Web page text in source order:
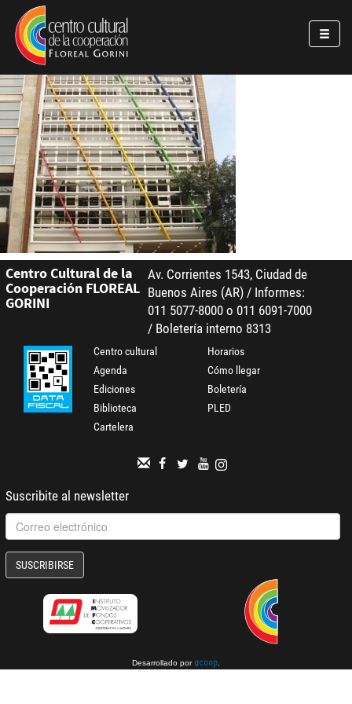
Pasar al contenido principal
Jump to main content
Centro Cultural de la
Cooperación FLOREAL
GORINI
Av. Corrientes 1543, Ciudad de
Buenos Aires (AR) / Informes:
011 5077-8000 o 011 6091-7000
/ Boletería interno 8313
Centro cultural
Agenda
Ediciones
Biblioteca
Cartelera
Horarios
Cómo llegar
Boletería
PLED
Suscribite al newsletter
SUSCRIBIRSE
Desarrollado por gcoop.